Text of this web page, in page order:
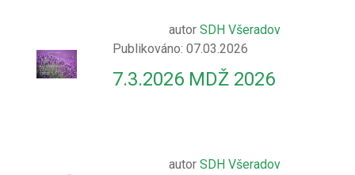
autor SDH Všeradov
Publikováno: 07.03.2026
7.3.2026 MDŽ 2026
autor SDH Všeradov